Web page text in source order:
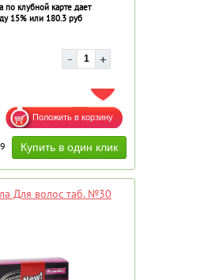
по клубной карте дает
15% или 180.3 руб
ДОБАВИТЬ В ИЗБРАННОЕ
Для волос таб. №30